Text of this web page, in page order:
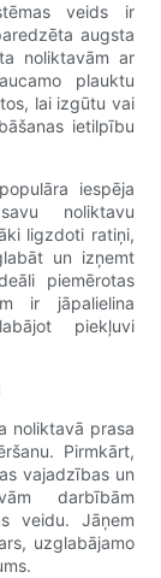
veids ir
augsta
noliktavām ar
plauktu
lai izgūtu vai
ietilpību
iespēja
noliktavu
ligzdoti ratiņi,
un izņemt
piemērotas
ir jāpalielina
piekļuvi
noliktavā prasa
Pirmkārt,
vajadzības un
darbībām
veidu. Jāņem
uzglabājamo